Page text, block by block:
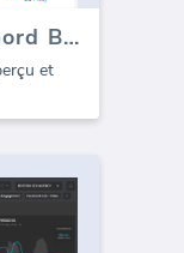
Modèle de tableau de bord Bing Ads PPC (Pay-Per-Click)
et